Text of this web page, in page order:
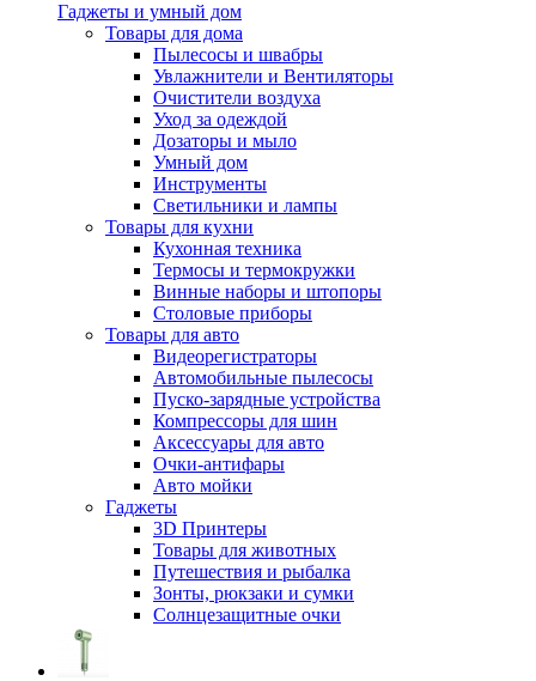
Гаджеты и умный дом
Товары для дома
Пылесосы и швабры
Увлажнители и Вентиляторы
Очистители воздуха
Уход за одеждой
Дозаторы и мыло
Умный дом
Инструменты
Светильники и лампы
Товары для кухни
Кухонная техника
Термосы и термокружки
Винные наборы и штопоры
Столовые приборы
Товары для авто
Видеорегистраторы
Автомобильные пылесосы
Пуско-зарядные устройства
Компрессоры для шин
Аксессуары для авто
Очки-антифары
Авто мойки
Гаджеты
3D Принтеры
Товары для животных
Путешествия и рыбалка
Зонты, рюкзаки и сумки
Солнцезащитные очки